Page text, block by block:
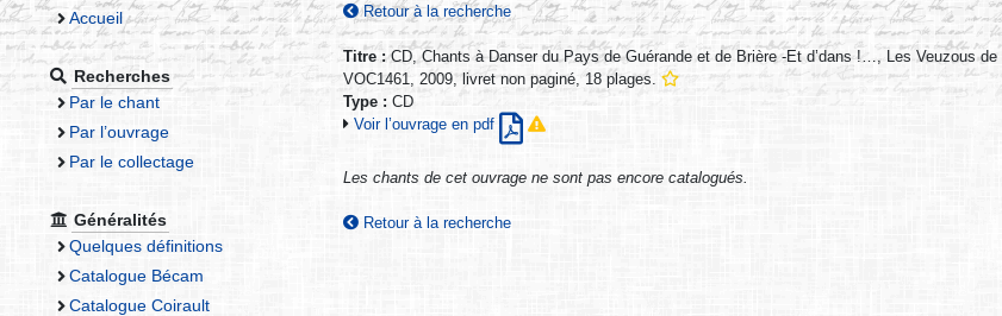
Accueil
Recherches
Par le chant
Par l’ouvrage
Par le collectage
Généralités
Quelques définitions
Catalogue Bécam
Catalogue Coirault
Retour à la recherche
Titre :CD, Chants à Danser du Pays de Guérande et de Brière -Et d’dans !…, Les Veuzous de
VOC1461, 2009, livret non paginé, 18 plages.
Type : CD
Voir l’ouvrage en pdf
Les chants de cet ouvrage ne sont pas encore catalogués.
Retour à la recherche